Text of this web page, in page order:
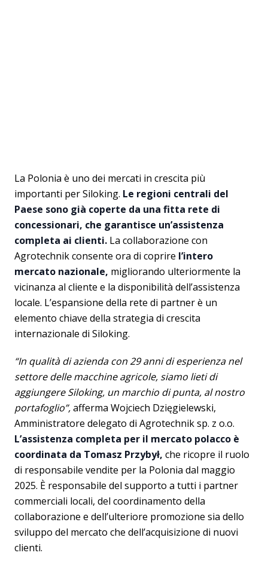
La Polonia è uno dei mercati in crescita più
importanti per Siloking. Le regioni centrali del
Paese sono già coperte da una fitta rete di
concessionari, che garantisce un’assistenza
completa ai clienti. La collaborazione con
Agrotechnik consente ora di coprire l’intero
mercato nazionale, migliorando ulteriormente la
vicinanza al cliente e la disponibilità dell’assistenza
locale. L’espansione della rete di partner è un
elemento chiave della strategia di crescita
internazionale di Siloking.
“In qualità di azienda con 29 anni di esperienza nel
settore delle macchine agricole, siamo lieti di
aggiungere Siloking, un marchio di punta, al nostro
portafoglio”,afferma Wojciech Dzięgielewski,
Amministratore delegato di Agrotechnik sp. z o.o.
L’assistenza completa per il mercato polacco è
coordinata da Tomasz Przybył, che ricopre il ruolo
di responsabile vendite per la Polonia dal maggio
2025. È responsabile del supporto a tutti i partner
commerciali locali, del coordinamento della
collaborazione e dell’ulteriore promozione sia dello
sviluppo del mercato che dell’acquisizione di nuovi
clienti.